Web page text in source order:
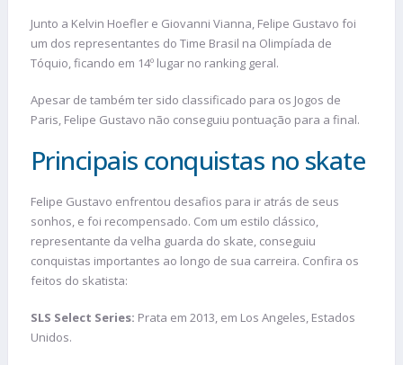
Junto a Kelvin Hoefler e Giovanni Vianna, Felipe Gustavo foi
um dos representantes do Time Brasil na Olimpíada de
Tóquio, ficando em 14º lugar no ranking geral.
Apesar de também ter sido classificado para os Jogos de
Paris, Felipe Gustavo não conseguiu pontuação para a final.
Principais conquistas no skate
Felipe Gustavo enfrentou desafios para ir atrás de seus
sonhos, e foi recompensado. Com um estilo clássico,
representante da velha guarda do skate, conseguiu
conquistas importantes ao longo de sua carreira. Confira os
feitos do skatista:
SLS Select Series: Prata em 2013, em Los Angeles, Estados
Unidos.